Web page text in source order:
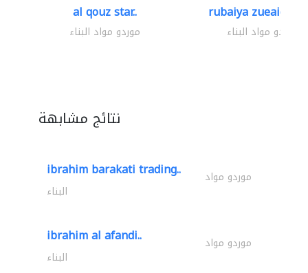
al qouz star..
موردو مواد البناء
rubaiya zueaid
موردو مواد البناء
نتائج مشابهة
ibrahim barakati trading.. موردو مواد
البناء
ibrahim al afandi.. موردو مواد
البناء